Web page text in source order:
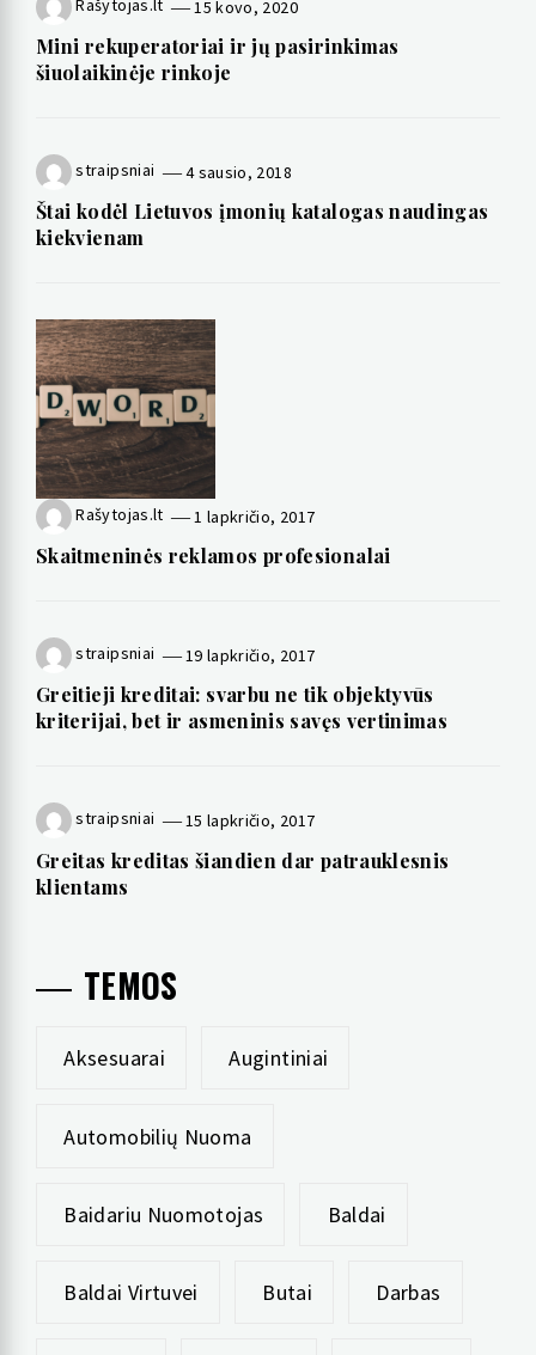
Rašytojas.lt 15 kovo, 2020
Mini rekuperatoriai ir jų pasirinkimas
šiuolaikinėje rinkoje
straipsniai 4 sausio, 2018
Štai kodėl Lietuvos įmonių katalogas naudingas
kiekvienam
Rašytojas.lt 1 lapkričio, 2017
Skaitmeninės reklamos profesionalai
straipsniai 19 lapkričio, 2017
Greitieji kreditai: svarbu ne tik objektyvūs
kriterijai, bet ir asmeninis savęs vertinimas
straipsniai 15 lapkričio, 2017
Greitas kreditas šiandien dar patrauklesnis
klientams
TEMOS
Aksesuarai Augintiniai
Automobilių Nuoma
Baidariu Nuomotojas Baldai
Baldai Virtuvei Butai Darbas